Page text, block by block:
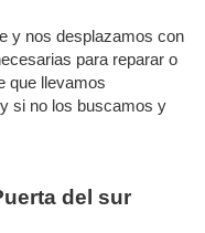
y nos desplazamos con
para reparar o
que llevamos
si no los buscamos y
del sur